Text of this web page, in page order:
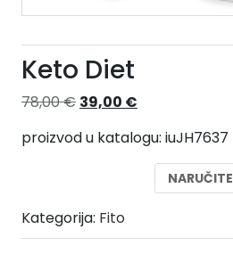
Keto Diet
78,00€ Izvorna
bila
39,00 €
je:
39,00 €.
proizvod u katalogu: iuJH7637
NARUČITE
Kategorija: Fito